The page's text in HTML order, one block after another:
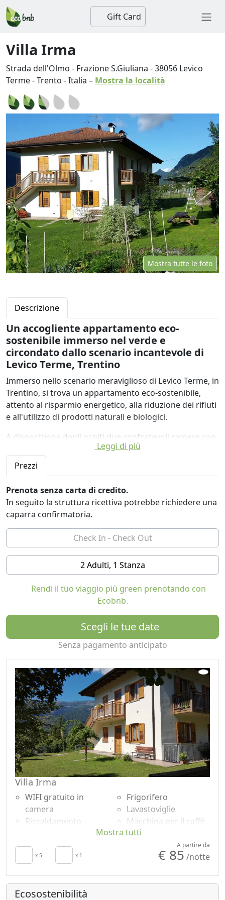
Gift Card
Villa Irma
Strada dell'Olmo - Frazione S.Giuliana -38056 Levico
Terme-Trento -Italia – Mostra la località
Mostra tutte le foto
Descrizione
Un accogliente appartamento eco-
sostenibile immerso nel verde e
circondato dallo scenario incantevole di
Levico Terme, Trentino
Immerso nello scenario meraviglioso di Levico Terme, in
Trentino, si trova un appartamento eco-sostenibile,
attento al risparmio energetico, alla riduzione dei rifiuti
e all'utilizzo di prodotti naturali e biologici.
A disposizione degli ospiti due confortevoli camere con
bagno privato, grande cucina, salotto e un grande
giardino per rilassarsi e pranzare all'aperto.
natura alpina incontaminata, le antiche terme di Levico,
il lago con le sue acque pure e calde, la spiaggia e il
parco.
Leggi di più
Prezzi
Prenota senza carta di credito.
In seguito la struttura ricettiva potrebbe richiedere una
caparra confirmatoria.
2 Adulti, 1 Stanza
Rendi il tuo viaggio più green prenotando con
Ecobnb.
Scegli le tue date
Senza pagamento anticipato
Villa Irma
WIFI gratuito in
camera
Riscaldamento
Culla
Cucina
Soggiorno
Stendibiancheria
Frigorifero
Lavastoviglie
Macchina per il caffé
Barbecue
Pavimento in legno
naturale
Shampoo plastic-free,
Mostra tutti
x 5 x 1
A partire da
€ 85 /notte
Ecosostenibilità